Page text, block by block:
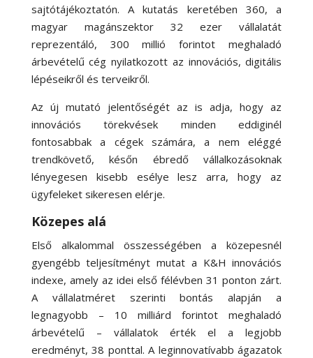
sajtótájékoztatón. A kutatás keretében 360, a
magyar magánszektor 32 ezer vállalatát
reprezentáló, 300 millió forintot meghaladó
árbevételű cég nyilatkozott az innovációs, digitális
lépéseikről és terveikről.
Az új mutató jelentőségét az is adja, hogy az
innovációs törekvések minden eddiginél
fontosabbak a cégek számára, a nem eléggé
trendkövető, későn ébredő vállalkozásoknak
lényegesen kisebb esélye lesz arra, hogy az
ügyfeleket sikeresen elérje.
Közepes alá
Első alkalommal összességében a közepesnél
gyengébb teljesítményt mutat a K&H innovációs
indexe, amely az idei első félévben 31 ponton zárt.
A vállalatméret szerinti bontás alapján a
legnagyobb – 10 milliárd forintot meghaladó
árbevételű – vállalatok érték el a legjobb
eredményt, 38 ponttal. A leginnovatívabb ágazatok